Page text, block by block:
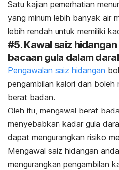
Satu kajian pemerhatian
yang minum lebih banyak air
lebih rendah untuk memiliki
#5. Kawal saiz
bacaan gula dalam
Pengawalan saiz hidangan
pengambilan kalori dan boleh
berat badan.
Oleh itu, mengawal berat
menyebabkan kadar gula
dapat mengurangkan risiko
Mengawal saiz hidangan
mengurangkan pengambilan